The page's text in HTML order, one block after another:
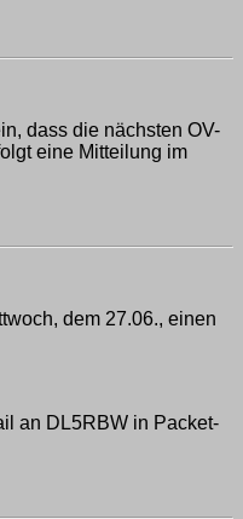
dass die nächsten OV-
eine Mitteilung im
dem 27.06., einen
an DL5RBW in Packet-